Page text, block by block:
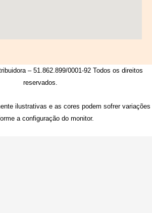
– 51.862.899/0001-92 Todos os direitos
reservados.
ilustrativas e as cores podem sofrer variações
a configuração do monitor.